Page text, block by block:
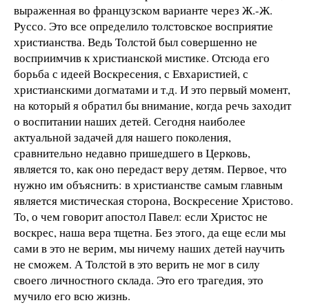
выраженная во французском варианте через Ж.-Ж.
Руссо. Это все определило толстовское восприятие
христианства. Ведь Толстой был совершенно не
восприимчив к христианской мистике. Отсюда его
борьба с идеей Воскресения, с Евхаристией, с
христианскими догматами и т.д. И это первый момент,
на который я обратил бы внимание, когда речь заходит
о воспитании наших детей. Сегодня наиболее
актуальной задачей для нашего поколения,
сравнительно недавно пришедшего в Церковь,
является то, как оно передаст веру детям. Первое, что
нужно им объяснить: в христианстве самым главным
является мистическая сторона, Воскресение Христово.
То, о чем говорит апостол Павел: если Христос не
воскрес, наша вера тщетна. Без этого, да еще если мы
сами в это не верим, мы ничему наших детей научить
не сможем. А Толстой в это верить не мог в силу
своего личностного склада. Это его трагедия, это
мучило его всю жизнь.